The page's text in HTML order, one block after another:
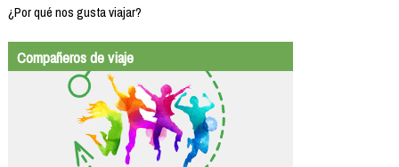
¿Por qué nos gusta viajar?
Compañeros de viaje